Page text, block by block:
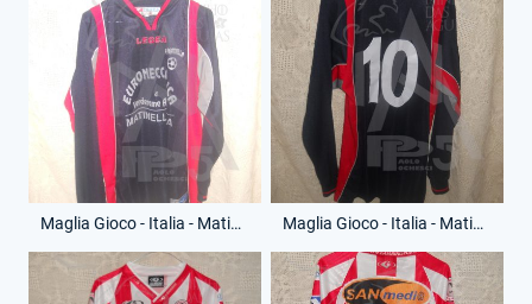
Maglia Gioco - Italia - Matinella - Anno 2007 - 10 - (Fronte) Maglia Gioco - Italia - Matinella - Anno 2007 - 10 - (Retro)